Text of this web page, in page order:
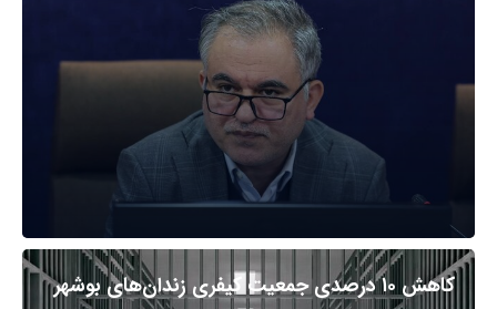
کاهش ۱۰ درصدی جمعیت کیفری زندان‌های بوشهر